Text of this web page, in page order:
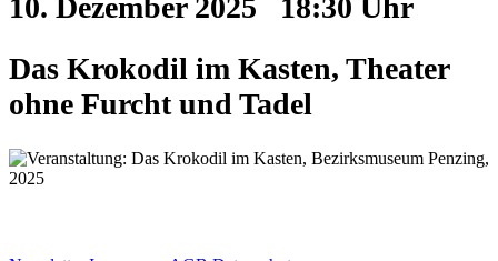
10. Dezember 2025 18:30 Uhr
Das Krokodil im Kasten, Theater
ohne Furcht und Tadel